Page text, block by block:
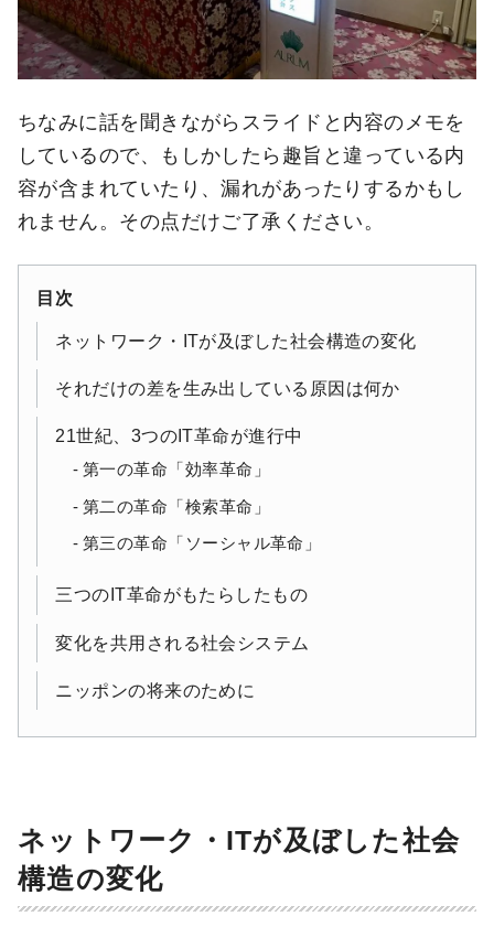
ちなみに話を聞きながらスライドと内容のメモを
しているので、もしかしたら趣旨と違っている内
容が含まれていたり、漏れがあったりするかもし
れません。その点だけご了承ください。
目次
ネットワーク・ITが及ぼした社会構造の変化
それだけの差を生み出している原因は何か
21世紀、3つのIT革命が進行中
第一の革命「効率革命」
第二の革命「検索革命」
第三の革命「ソーシャル革命」
三つのIT革命がもたらしたもの
変化を共用される社会システム
ニッポンの将来のために
ネットワーク・ITが及ぼした社会
構造の変化